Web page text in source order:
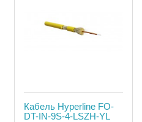
Кабель Hyperline FO-
DT-IN-9S-4-LSZH-YL